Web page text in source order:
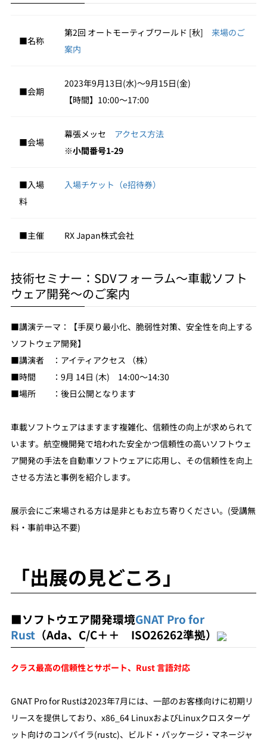
■名称
第2回 オートモーティブワールド [秋] 来場のご
案内
■会期
2023年9月13日(水)～9月15日(金)
【時間】10:00～17:00
■会場
幕張メッセ アクセス方法
※小間番号1-29
■入場
料
入場チケット（e招待券）
■主催 RX Japan株式会社
技術セミナー：SDVフォーラム～車載ソフト
ウェア開発～のご案内
■講演テーマ：【手戻り最小化、脆弱性対策、安全性を向上する
ソフトウェア開発】
■講演者 ：アイティアクセス （株）
■時間 ：9月 14日 (木) 14:00～14:30
■場所 ：後日公開となります
車載ソフトウェアはますます複雑化、信頼性の向上が求められて
います。航空機開発で培われた安全かつ信頼性の高いソフトウェ
ア開発の手法を自動車ソフトウェアに応用し、その信頼性を向上
させる方法と事例を紹介します。
展示会にご来場される方は是非ともお立ち寄りください。(受講無
料・事前申込不要)
「出展の見どころ」
■ソフトウエア開発環境GNAT Pro for
Rust（Ada、C/C＋＋ ISO26262準拠）
クラス最高の信頼性とサポート、Rust 言語対応
GNAT Pro for Rustは2023年7月には、一部のお客様向けに初期リ
リースを提供しており、x86_64 LinuxおよびLinuxクロスターゲ
ット向けのコンパイラ(rustc)、ビルド・パッケージ・マネージャ